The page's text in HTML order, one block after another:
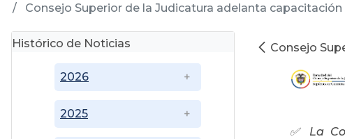
Consejo Superior de la Judicatura adelanta
Histórico de Noticias
2025
2026
Consejo
✅ La